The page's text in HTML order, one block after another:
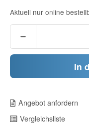
Aktuell nur online
In
Angebot anfordern
Vergleichsliste